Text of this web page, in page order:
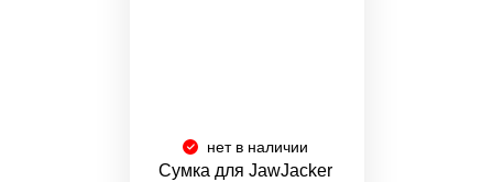
нет в наличии
Сумка для JawJacker